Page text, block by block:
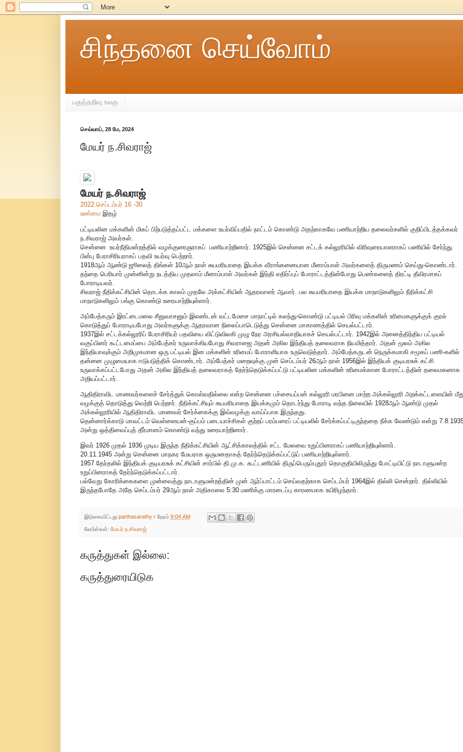
சிந்தனை செய்வோம்
பகுத்தறிவு உலகு
செவ்வாய், 28 மே, 2024
மேயர் ந.சிவராஜ்
மேயர் ந.சிவராஜ்
2022 செப்டம்பர் 16 -30
உண்மைஇதழ்
பட்டியலின மக்களின் மிகப் பிற்படுத்தப்பட்ட மக்களை உயர்விப்பதில் நாட்டம் கொண்டு அதற்காகவே பணியாற்றிய தலைவர்களில் குறிப்பிடத்தக்கவர்
ந.சிவராஜ் அவர்கள்.
சென்னை உயர்நீதிமன்றத்தில் வழக்குரைஞராகப் பணியாற்றினார். 1925இல் சென்னை சட்டக் கல்லூரியில் விரிவுரையாளராகப் பணியில் சேர்ந்து
பின்பு பேராசிரியராகப் பதவி உயர்வு பெற்றார்.
1918ஆம் ஆண்டு ஜூலைத் திங்கள் 10ஆம் நாள் சுயமரியாதை இயக்க வீராங்கனையான மீனாம்பாள் அவர்களைத் திருமணம் செய்து-கொண்டார்.
தந்தை பெரியார் முன்னின்று நடத்திய முதலாம் மீனாம்பாள் அவர்கள் இந்தி எதிர்ப்புப் போராட்டத்தின்போது பெண்களைத் திரட்டி தீவிரமாகப்
போராடியவர்.
சிவராஜ் நீதிக்கட்சியின் தொடக்க காலம் முதலே அக்கட்சியின் ஆதரவாளர் ஆவார். பல சுயமரியாதை இயக்க மாநாடுகளிலும் நீதிக்கட்சி
மாநாடுகளிலும் பங்கு கொண்டு உரையாற்றியுள்ளார்.
அம்பேத்கரும் இரட்டைமலை சீனுவாசனும் இலண்டன் வட்டமேசை மாநாட்டில் கலந்து-கொண்டு பட்டியல் பிரிவு மக்களின் உரிமைகளுக்குக் குரல்
கொடுத்துப் போராடியபோது அவர்களுக்கு ஆதரவான நிலைப்பாடெடுத்து சென்னை மாகாணத்தில் செயல்பட்டார்.
1937இல் சட்டக்கல்லூரிப் பேராசிரியர் பதவியை விட்டுவிலகி முழு நேர அரசியல்வாதியாகச் செயல்பட்டார். 1942இல் அனைத்திந்திய பட்டியல்
வகுப்பினர் கூட்டமைப்பை அம்பேத்கர் உருவாக்கியபோது சிவராஜை அதன் அகில இந்தியத் தலைவராக நியமித்தார். அதன் மூலம் அகில
இந்தியாவுக்கும் அறிமுகமான ஒரு பட்டியல் இன மக்களின் உரிமைப் போராளியாக உருவெடுத்தார். அம்பேத்கருடன் நெருக்கமாகி சமூகப் பணி-களில்
தன்னை முழுமையாக ஈடுபடுத்திக் கொண்டார். அம்பேத்கர் மறைவுக்கு முன் செப்டம்பர் 26ஆம் நாள் 1956இல் இந்தியக் குடியரசுக் கட்சி
உருவாக்கப்பட்டபோது அதன் அகில இந்தியத் தலைவராகத் தேர்ந்தெடுக்கப்பட்டு பட்டியலின மக்களின் உரிமைக்கான போராட்டத்தின் தலைமகனாக
அறியப்பட்டார்.
ஆதிதிராவிட மாணவர்களைச் சேர்த்துக் கொள்வதில்லை என்ற சென்னை பச்சையப்பன் கல்லூரி மரபினை மாற்ற அக்கல்லூரி அறக்கட்டளையின்
வழக்குத் தொடுத்து வெற்றி பெற்றார். நீதிக்கட்சியும் சுயமரியாதை இயக்கமும் தொடர்ந்து போராடி வந்த நிலையில் 1928ஆம் ஆண்டு முதல்
அக்கல்லூரியில் ஆதிதிராவிட மாணவர் சேர்க்கைக்கு இவ்வழக்கு வாய்ப்பாக இருந்தது.
தென்னார்க்காடு மாவட்டம் வெள்ளையன்-குப்பம் படையாச்சிகள் குற்றப் பரம்பரைப் பட்டியலில் சேர்க்கப்பட்டிருந்ததை நீக்க வேண்டும் என்று
அன்று ஒத்திவைப்புத் தீர்மானம் கொண்டு வந்து உரையாற்றினார்.
இவர் 1926 முதல் 1936 முடிய இருந்த நீதிக்கட்சியின் ஆட்சிக்காலத்தில் சட்ட மேலவை உறுப்பினராகப் பணியாற்றியுள்ளார்.
20.11.1945 அன்று சென்னை மாநகர மேயராக ஒருமனதாகத் தேர்ந்தெடுக்கப்பட்டுப் பணியாற்றியுள்ளார்.
1957 தேர்தலில் இந்தியக் குடியரசுக் கட்சியின் சார்பில் தி.மு.க. கூட்டணியில் திருப்பெரும்புதூர் தொகுதியிலிருந்து போட்டியிட்டு நாடாளுமன்ற
உறுப்பினராகத் தேர்ந்தெடுக்கப்பட்டார்.
பல்வேறு கோரிக்கைகளை முன்வைத்து நாடாளுமன்றத்தின் முன் ஆர்ப்பாட்டம் செய்வதற்காக செப்டம்பர் 1964இல் தில்லி சென்றார். தில்லியில்
இருந்தபோதே அதே செப்டம்பர் 29ஆம் நாள் அதிகாலை 5:30 மணிக்கு மாரடைப்பு காரணமாக உயிரிழந்தார்.
இடுகையிட்டது parthasarathy r நேரம் 9:04 AM
லேபிள்கள்: மேயர் ந.சிவராஜ்
கருத்துகள் இல்லை:
கருத்துரையிடுக